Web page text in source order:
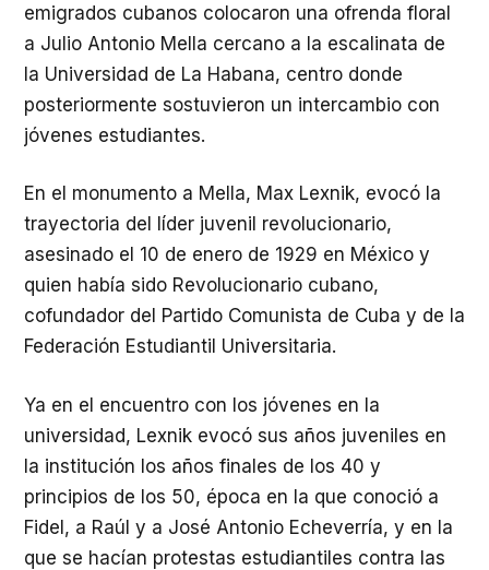
emigrados cubanos colocaron una ofrenda floral
a Julio Antonio Mella cercano a la escalinata de
la Universidad de La Habana, centro donde
posteriormente sostuvieron un intercambio con
jóvenes estudiantes.
En el monumento a Mella, Max Lexnik, evocó la
trayectoria del líder juvenil revolucionario,
asesinado el 10 de enero de 1929 en México y
quien había sido Revolucionario cubano,
cofundador del Partido Comunista de Cuba y de la
Federación Estudiantil Universitaria.
Ya en el encuentro con los jóvenes en la
universidad, Lexnik evocó sus años juveniles en
la institución los años finales de los 40 y
principios de los 50, época en la que conoció a
Fidel, a Raúl y a José Antonio Echeverría, y en la
que se hacían protestas estudiantiles contra las